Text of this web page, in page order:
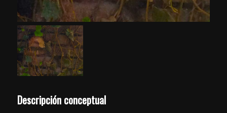
Descripción conceptual